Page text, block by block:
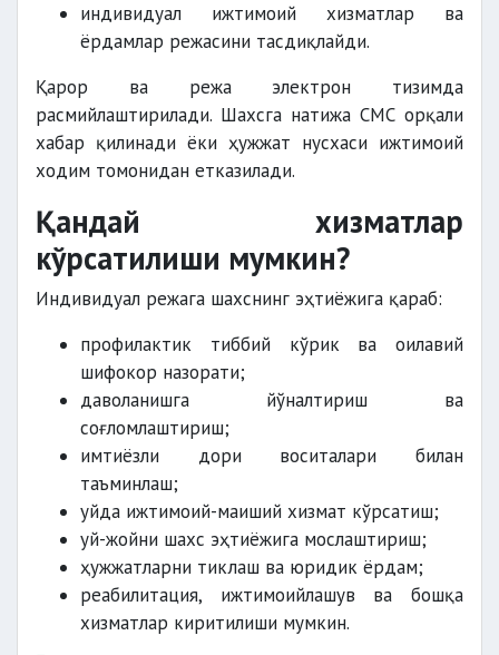
индивидуал ижтимоий хизматлар ва
ёрдамлар режасини тасдиқлайди.
Қарор ва режа электрон тизимда
расмийлаштирилади. Шахсга натижа СМС орқали
хабар қилинади ёки ҳужжат нусхаси ижтимоий
ходим томонидан етказилади.
Қандай хизматлар
кўрсатилиши мумкин?
Индивидуал режага шахснинг эҳтиёжига қараб:
профилактик тиббий кўрик ва оилавий
шифокор назорати;
даволанишга йўналтириш ва
соғломлаштириш;
имтиёзли дори воситалари билан
таъминлаш;
уйда ижтимоий-маиший хизмат кўрсатиш;
уй-жойни шахс эҳтиёжига мослаштириш;
ҳужжатларни тиклаш ва юридик ёрдам;
реабилитация, ижтимоийлашув ва бошқа
хизматлар киритилиши мумкин.